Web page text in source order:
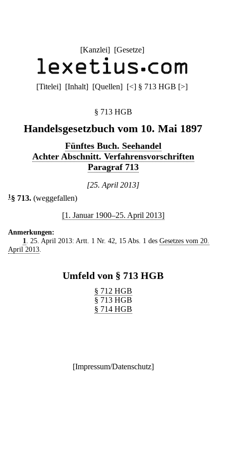
[Kanzlei] [Gesetze]
[Titelei] [Inhalt] [Quellen] [<] § 713 HGB [>]
§ 713 HGB
Handelsgesetzbuch vom 10. Mai 1897
Fünftes Buch. Seehandel
Achter Abschnitt. Verfahrensvorschriften
Paragraf 713
[25. April 2013]
1 § 713. (weggefallen)
[1. Januar 1900–25. April 2013]
Anmerkungen:
1
. 25. April 2013: Artt. 1 Nr. 42, 15 Abs. 1 des Gesetzes vom 20.
April 2013
Umfeld von § 713 HGB
§ 712 HGB
§ 713 HGB
§ 714 HGB
[Impressum/Datenschutz]